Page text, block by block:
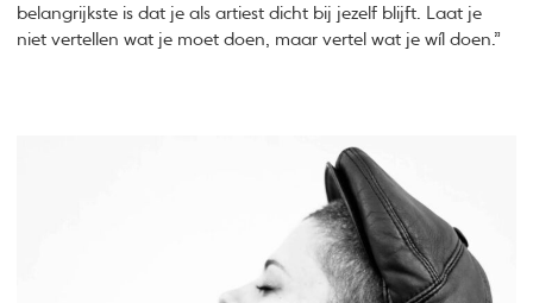
belangrijkste is dat je als artiest dicht bij jezelf blijft. Laat je
niet vertellen wat je moet doen, maar vertel wat je wíl doen.”